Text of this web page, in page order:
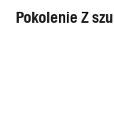
Pokolenie Z